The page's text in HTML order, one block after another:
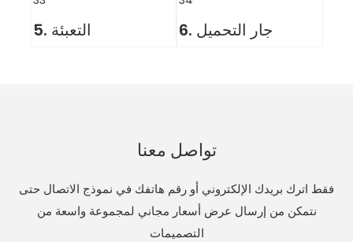
5. التعبئة 6. جار التحميل
تواصل معنا
فقط اترك بريدك الإلكتروني أو رقم هاتفك في نموذج الاتصال حتى
نتمكن من إرسال عرض أسعار مجاني لمجموعة واسعة من
التصميمات